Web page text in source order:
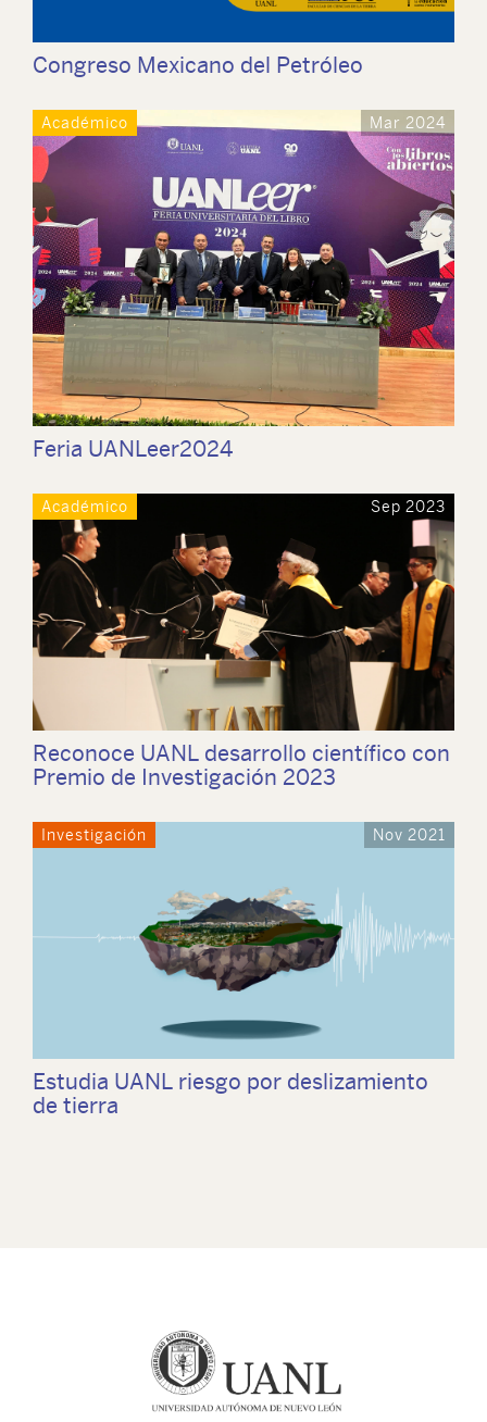
Congreso Mexicano del Petróleo
Académico Mar 2024
Feria UANLeer2024
Académico Sep 2023
Reconoce UANL desarrollo científico con
Premio de Investigación 2023
Investigación Nov 2021
Estudia UANL riesgo por deslizamiento
de tierra